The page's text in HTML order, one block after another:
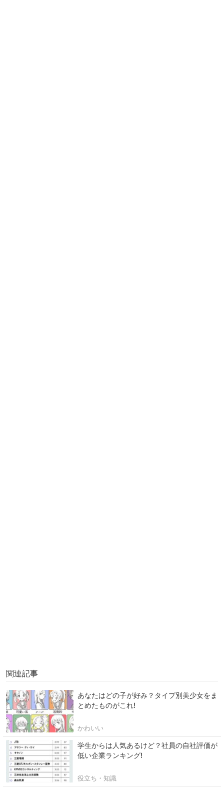
関連記事
あなたはどの子が好み？タイプ別美少女をま
とめたものがこれ!
かわいい
学生からは人気あるけど？社員の自社評価が
低い企業ランキング!
役立ち・知識